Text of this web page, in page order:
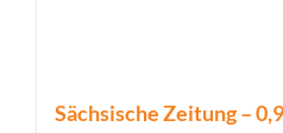
Sächsische Zeitung –